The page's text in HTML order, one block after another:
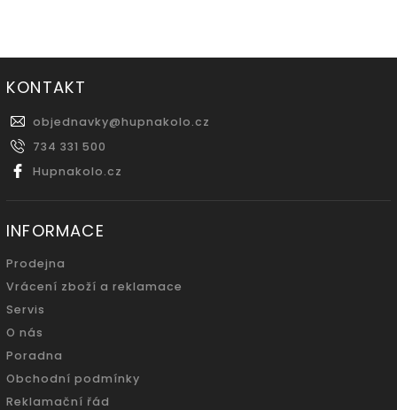
KONTAKT
objednavky@hupnakolo.cz
734 331 500
Hupnakolo.cz
INFORMACE
Prodejna
Vrácení zboží a reklamace
Servis
O nás
Poradna
Obchodní podmínky
Reklamační řád